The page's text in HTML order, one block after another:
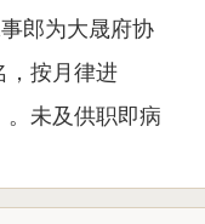
郎为大晟府协
，按月律进
。未及供职即病